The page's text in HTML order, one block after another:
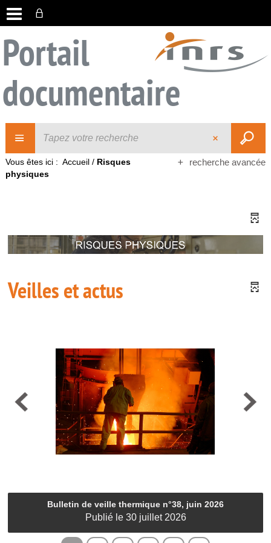
Portail
documentaire
recherche avancée
Vous êtes ici : Accueil / Risques
physiques
Veilles et actus
Bulletin de veille thermique n°38, juin 2026
Publié le 30 juillet 2026